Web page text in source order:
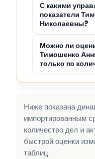
С какими
показатели
Николаевны?
Можно ли
Тимошенко
только по
Ниже показана
импортированным
количество дел и
быстрой оценки
таблиц.